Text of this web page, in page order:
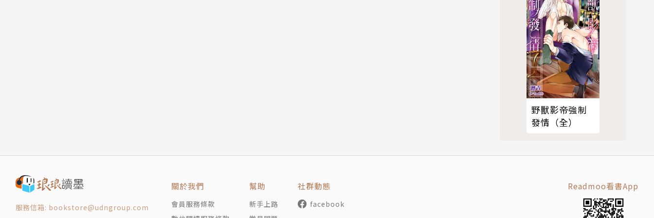
野獸影帝強制
發情（全）
服務信箱: bookstore@udngroup.com
關於我們
會員服務條款
幫助
新手上路
社群動態
facebook
Readmoo看書App